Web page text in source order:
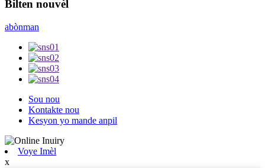
Bilten nouvèl
abònman
Sou nou
Kontakte nou
Kesyon yo mande anpil
Voye Imèl
x